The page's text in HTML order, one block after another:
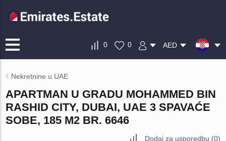
0 0 AED
Nekretnine u UAE
APARTMAN U GRADU MOHAMMED BIN
RASHID CITY, DUBAI, UAE 3 SPAVAĆE
SOBE, 185 M2 BR. 6646
Dodaj za usporedbu (0)